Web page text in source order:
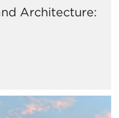
Architecture: